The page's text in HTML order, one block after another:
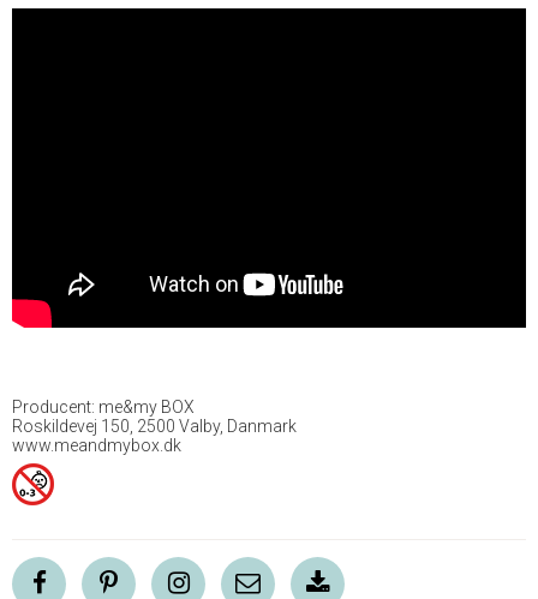
Producent: me&my BOX
Roskildevej 150, 2500 Valby, Danmark
www.meandmybox.dk